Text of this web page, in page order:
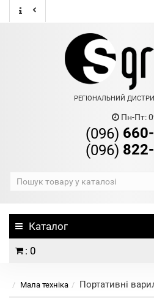
РЕГІОНАЛЬНИЙ
Пн-Пт:
(096)
(096)
Каталог
: 0
Мала техніка Портативні